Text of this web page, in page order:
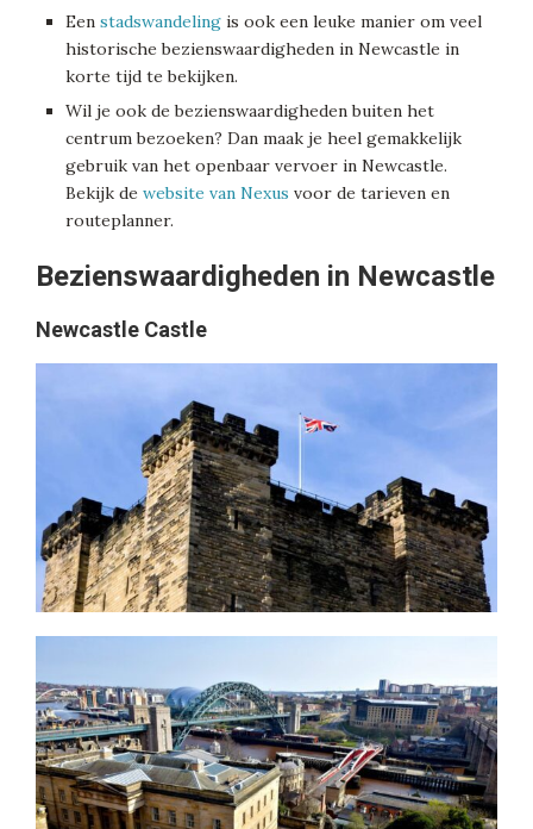
Een stadswandeling is ook een leuke manier om veel
historische bezienswaardigheden in Newcastle in
korte tijd te bekijken.
Wil je ook de bezienswaardigheden buiten het
centrum bezoeken? Dan maak je heel gemakkelijk
gebruik van het openbaar vervoer in Newcastle.
Bekijk de website van Nexus voor de tarieven en
routeplanner.
Bezienswaardigheden in Newcastle
Newcastle Castle